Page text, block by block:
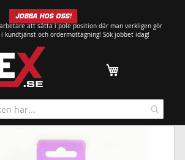
JOBBA HOS OSS!
att sätta i pole position där man verkligen gör
kundtjänst och ordermottagning! Sök jobbet idag!
Min kundvagn